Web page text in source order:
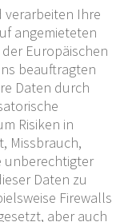
verarbeiten Ihre
angemieteten
Europäischen
beauftragten
Daten durch
Risiken in
Missbrauch,
unberechtigter
Daten zu
Firewalls
aber auch